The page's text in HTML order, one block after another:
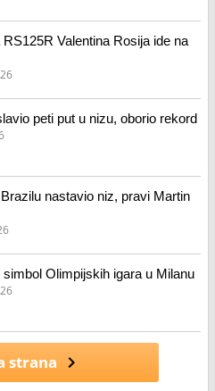
Valentina Rosija ide na
peti put u nizu, oborio rekord
nastavio niz, pravi Martin
Olimpijskih igara u Milanu
strana